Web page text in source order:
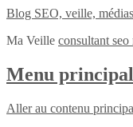
Blog SEO, veille,
Ma Veille consultant
Menu principal
Aller au contenu